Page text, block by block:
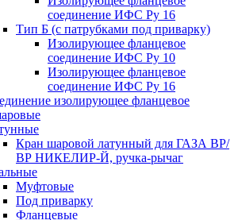
соединение ИФС Ру 16
Тип Б (с патрубками под приварку)
Изолирующее фланцевое
соединение ИФС Ру 10
Изолирующее фланцевое
соединение ИФС Ру 16
изолирующее фланцевое
Кран шаровой латунный для ГАЗА ВР/
ВР НИКЕЛИР-Й, ручка-рычаг
Муфтовые
Под приварку
Фланцевые